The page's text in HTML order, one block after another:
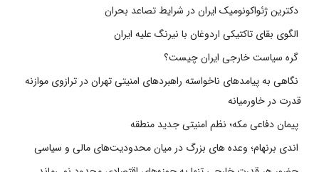
دکترین ژئواکونومیک ایران در شرایط تصاعد بحران
الگوی بقای تاکتیکی اردوغان با نیرنگ علیه ایران
گره سیاست خارجی ایران چیست؟
نگاهی به پیامدهای ناخواسته راهبردهای امنیتی تهران در ترازوی موازنه
قدرت در خاورمیانه
پیمان دفاعی مکه؛ نظم امنیتی جدید منطقه
اندی برنهام؛ وعده های بزرگ در میان محدودیت‌های مالی و سیاسی